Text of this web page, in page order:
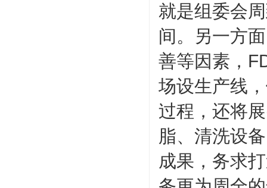
就是组委会
间。另一方
善等因素，
场设生产线
过程，还将
脂、清洗设
成果，务求